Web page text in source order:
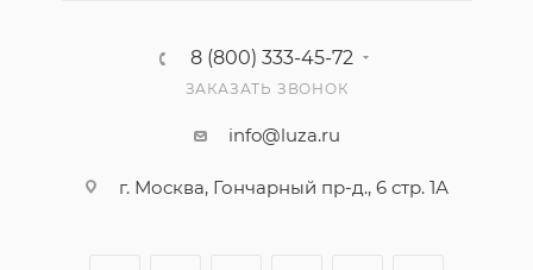
8 (800) 333-45-72
ЗАКАЗАТЬ ЗВОНОК
info@luza.ru
г. Москва, Гончарный пр-д., 6 стр. 1А